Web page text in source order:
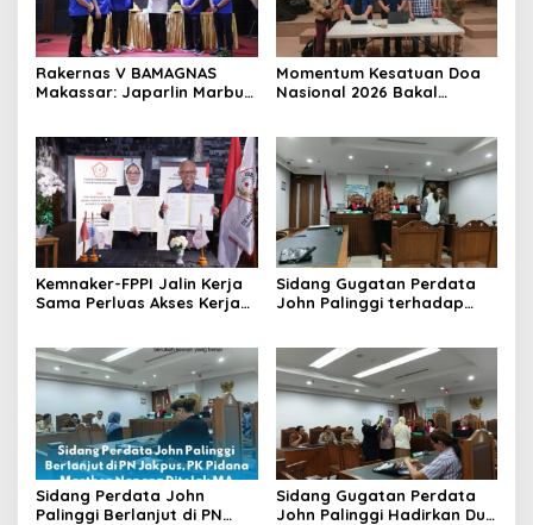
Rakernas V BAMAGNAS
Makassar: Japarlin Marbun
di Bangkok
Momentum Kesatuan Doa
Nasional 2026 Bakal
Bersatu Doakan Indonesia
Kemnaker-FPPI Jalin Kerja
Sama Perluas Akses Kerja
Sidang Gugatan Perdata
John Palinggi terhadap
Baru
Sidang Perdata John
Palinggi Berlanjut di PN
Sidang Gugatan Perdata
John Palinggi Hadirkan Dua